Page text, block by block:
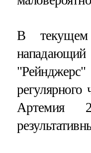
В текущем
регулярного